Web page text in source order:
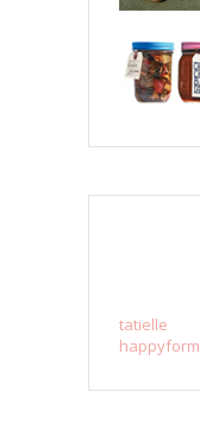
tatielle
happyform